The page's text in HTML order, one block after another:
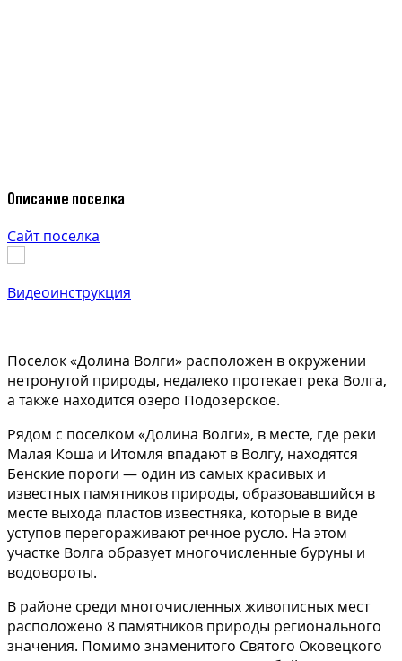
Описание поселка
Сайт поселка
Видеоинструкция
Поселок «Долина Волги» расположен в окружении
нетронутой природы, недалеко протекает река Волга,
а также находится озеро Подозерское.
Рядом с поселком «Долина Волги», в месте, где реки
Малая Коша и Итомля впадают в Волгу, находятся
Бенские пороги — один из самых красивых и
известных памятников природы, образовавшийся в
месте выхода пластов известняка, которые в виде
уступов перегораживают речное русло. На этом
участке Волга образует многочисленные буруны и
водовороты.
В районе среди многочисленных живописных мест
расположено 8 памятников природы регионального
значения. Помимо знаменитого Святого Оковецкого